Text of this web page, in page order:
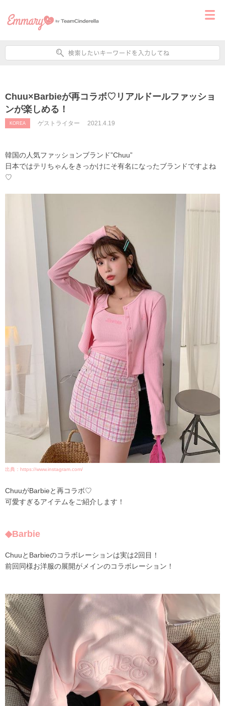
Chuu×Barbieが再コラボ♡リアルドールファッショ
ンが楽しめる！
KOREA ゲストライター 2021.4.19
韓国の人気ファッションブランド”Chuu”
日本ではテリちゃんをきっかけにそ有名になったブランドですよね
♡
出典：https://www.instagram.com/
ChuuがBarbieと再コラボ♡
可愛すぎるアイテムをご紹介します！
◆Barbie
ChuuとBarbieのコラボレーションは実は2回目！
前回同様お洋服の展開がメインのコラボレーション！